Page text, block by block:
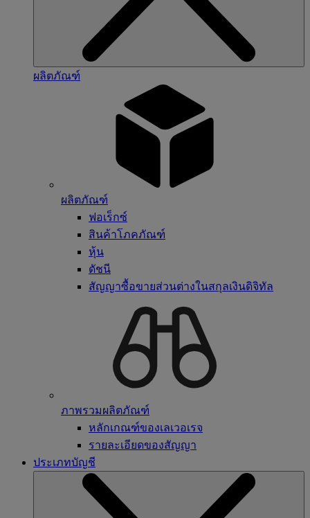
ผลิตภัณฑ์
ผลิตภัณฑ์
ฟอเร็กซ์
สินค้าโภคภัณฑ์
หุ้น
ดัชนี
สัญญาซื้อขายส่วนต่างในสกุลเงินดิจิทัล
ภาพรวมผลิตภัณฑ์
หลักเกณฑ์ของเลเวอเรจ
รายละเอียดของสัญญา
ประเภทบัญชี